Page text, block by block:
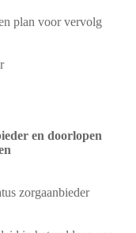
plan voor vervolg
en doorlopen
zorgaanbieder